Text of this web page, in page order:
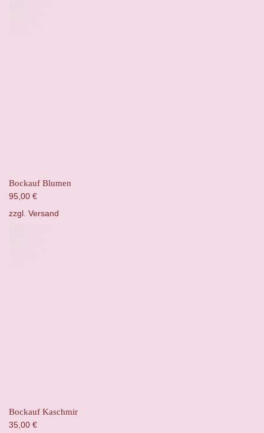
Bockauf Blumen
95,00 €
zzgl. Versand
Bockauf Kaschmir
35,00 €